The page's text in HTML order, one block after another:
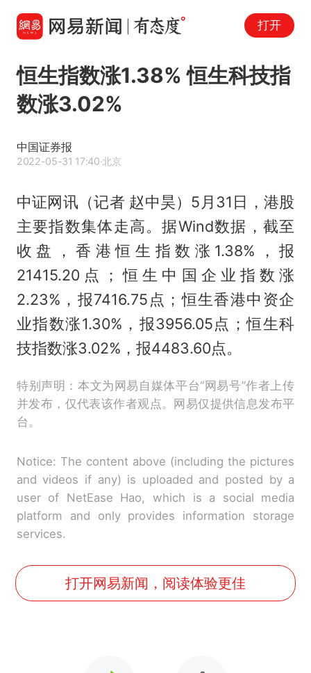
打开
恒生指数涨1.38% 恒生科技指
数涨3.02%
中国证券报
2022-05-31 17:40·北京
中证网讯（记者 赵中昊）5月31日，港股
主要指数集体走高。据Wind数据，截至
收盘，香港恒生指数涨1.38%，报
21415.20点；恒生中国企业指数涨
2.23%，报7416.75点；恒生香港中资企
业指数涨1.30%，报3956.05点；恒生科
技指数涨3.02%，报4483.60点。
特别声明：本文为网易自媒体平台“网易号”作者上传
并发布，仅代表该作者观点。网易仅提供信息发布平
台。
Notice: The content above (including the pictures
and videos if any) is uploaded and posted by a
user of NetEase Hao, which is a social media
platform and only provides information storage
services.
打开网易新闻，阅读体验更佳